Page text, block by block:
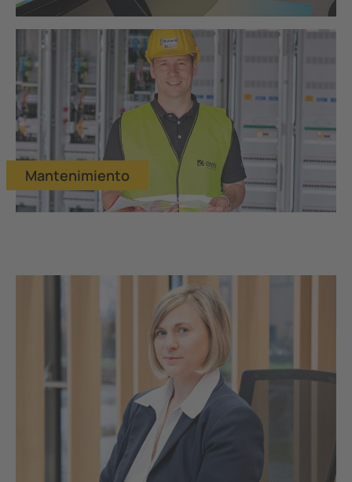
Mantenimiento